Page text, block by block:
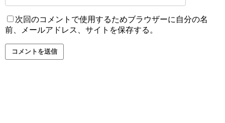
次回のコメントで使用するためブラウザーに自分の名
前、メールアドレス、サイトを保存する。